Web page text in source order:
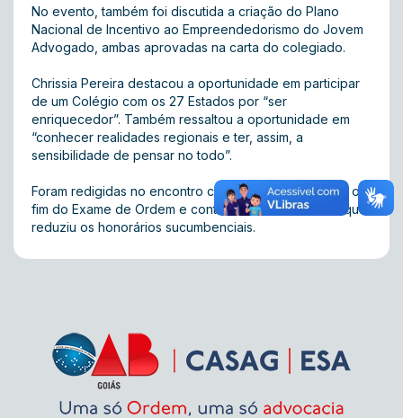
No evento, também foi discutida a criação do Plano
Nacional de Incentivo ao Empreendedorismo do Jovem
Advogado, ambas aprovadas na carta do colegiado.
Chrissia Pereira destacou a oportunidade em participar
de um Colégio com os 27 Estados por “ser
enriquecedor”. Também ressaltou a oportunidade em
“conhecer realidades regionais e ter, assim, a
sensibilidade de pensar no todo”.
Foram redigidas no encontro carta de repúdio contra o
fim do Exame de Ordem e contra decisão do TJ-PR que
reduziu os honorários sucumbenciais.